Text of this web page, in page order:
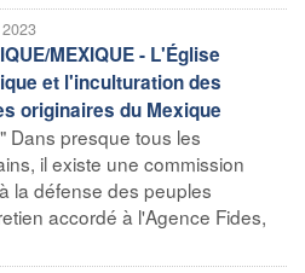
MEXIQUE - L'Église
et l'inculturation des
originaires du Mexique
Dans presque tous les
il existe une commission
la défense des peuples
accordé à l'Agence Fides,